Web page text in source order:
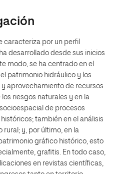
caracteriza por un perfil
desarrollado desde sus inicios
modo, se ha centrado en el
patrimonio hidráulico y los
aprovechamiento de recursos
riesgos naturales y en la
de procesos
también en el análisis
y, por último, en la
gráfico histórico, esto
grafitis. En todo caso,
en revistas científicas,